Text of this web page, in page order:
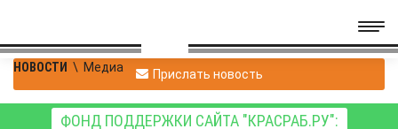
НОВОСТИ \ Медиа Прислать новость
ФОНД ПОДДЕРЖКИ САЙТА "КРАСРАБ.РУ":